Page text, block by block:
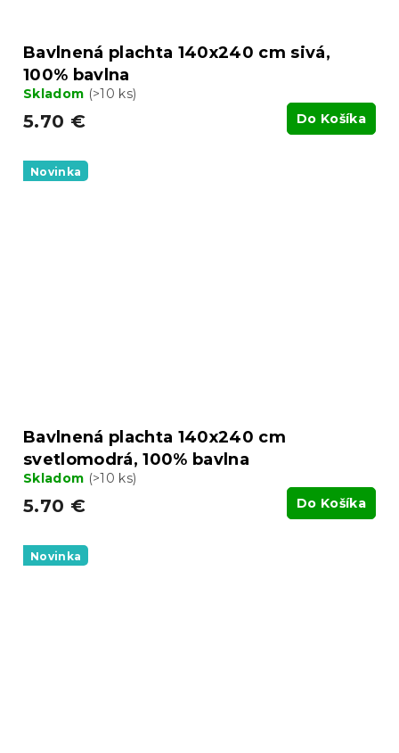
Bavlnená plachta 140x240 cm sivá,
100% bavlna
Skladom (>10 ks)
5.70 € Do Košíka
Novinka
Bavlnená plachta 140x240 cm
svetlomodrá, 100% bavlna
Skladom (>10 ks)
5.70 € Do Košíka
Novinka